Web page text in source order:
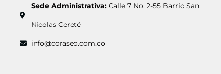
Sede Administrativa: Calle 7 No. 2-55 Barrio San
Nicolas Cereté
info@coraseo.com.co